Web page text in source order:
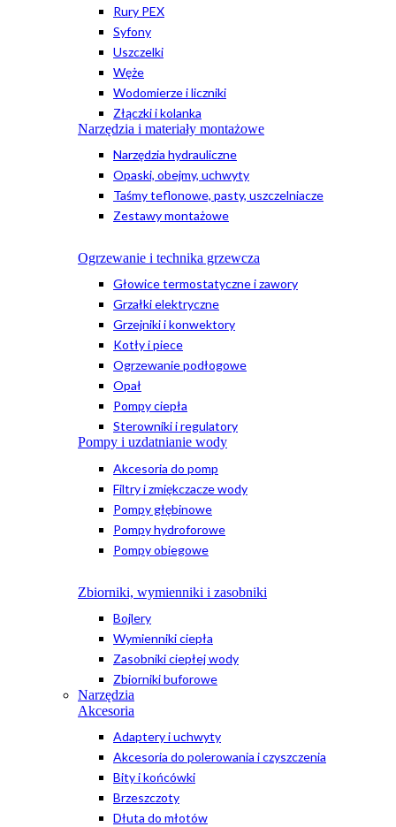
Rury PEX
Syfony
Uszczelki
Węże
Wodomierze i liczniki
Złączki i kolanka
Narzędzia i materiały montażowe
Narzędzia hydrauliczne
Opaski, obejmy, uchwyty
Taśmy teflonowe, pasty, uszczelniacze
Zestawy montażowe
Ogrzewanie i technika grzewcza
Głowice termostatyczne i zawory
Grzałki elektryczne
Grzejniki i konwektory
Kotły i piece
Ogrzewanie podłogowe
Opał
Pompy ciepła
Sterowniki i regulatory
Pompy i uzdatnianie wody
Akcesoria do pomp
Filtry i zmiękczacze wody
Pompy głębinowe
Pompy hydroforowe
Pompy obiegowe
Zbiorniki, wymienniki i zasobniki
Bojlery
Wymienniki ciepła
Zasobniki ciepłej wody
Zbiorniki buforowe
Narzędzia
Akcesoria
Adaptery i uchwyty
Akcesoria do polerowania i czyszczenia
Bity i końcówki
Brzeszczoty
Dłuta do młotów